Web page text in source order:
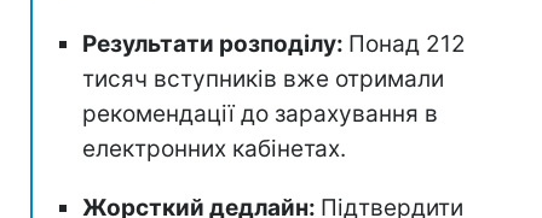
Результати розподілу: Понад 212
тисяч вступників вже отримали
рекомендації до зарахування в
електронних кабінетах.
Жорсткий дедлайн: Підтвердити